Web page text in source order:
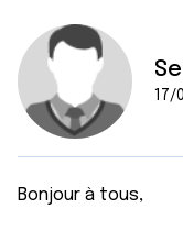
Bonjour à tous,